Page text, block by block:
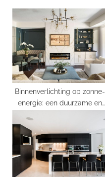
s
P
o
s
t
:
o
s
:
Binnenverlichting op zonne-
energie: een duurzame en